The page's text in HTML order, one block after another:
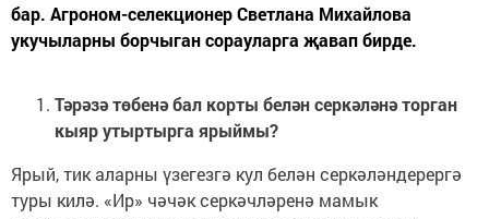
бар. Агроном-селекционер Светлана Михайлова
укучыларны борчыган сорауларга җавап бирде.
Тәрәзә төбенә бал корты белән серкәләнә торган
кыяр утыртырга ярыймы?
Ярый, тик аларны үзегезгә кул белән серкәләндерергә
туры килә. «Ир» чәчәк серкәчләренә мамык